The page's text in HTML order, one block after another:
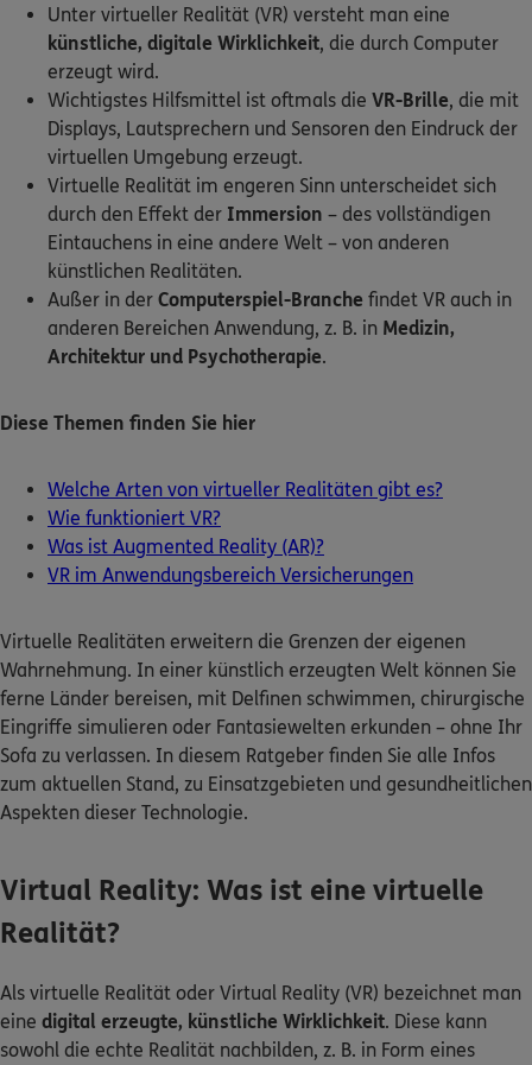
Meine Versicherungen
Sehen Sie auf einen Blick Ihre Versicherungen bei ERGO,
dem ERGO Rechtsschutz und der DKV.
Zum Kundenportal
Schaden- oder Leistungsfall melden
Bequem online oder telefonisch.
Kontakt
Meine Versicherungen
Sehen Sie auf einen Blick Ihre Versicherungen bei ERGO,
dem ERGO Rechtsschutz und der DKV.
Zum Kundenportal
Schaden- oder Leistungsfall melden
Bequem online oder telefonisch.
ERGO Berater finden
Kundenportal Log-in
Unter virtueller Realität (VR) versteht man eine
künstliche, digitale Wirklichkeit, die durch Computer
erzeugt wird.
Wichtigstes Hilfsmittel ist oftmals die VR-Brille, die mit
Displays, Lautsprechern und Sensoren den Eindruck der
virtuellen Umgebung erzeugt.
Virtuelle Realität im engeren Sinn unterscheidet sich
durch den Effekt der Immersion – des vollständigen
Eintauchens in eine andere Welt – von anderen
künstlichen Realitäten.
Außer in der Computerspiel-Branche findet VR auch in
anderen Bereichen Anwendung, z. B. in Medizin,
Architektur und Psychotherapie.
Diese Themen finden Sie hier
Welche Arten von virtueller Realitäten gibt es?
Wie funktioniert VR?
Was ist Augmented Reality (AR)?
VR im Anwendungsbereich Versicherungen
Virtuelle Realitäten erweitern die Grenzen der eigenen
Wahrnehmung. In einer künstlich erzeugten Welt können Sie
ferne Länder bereisen, mit Delfinen schwimmen, chirurgische
Eingriffe simulieren oder Fantasiewelten erkunden – ohne Ihr
Sofa zu verlassen. In diesem Ratgeber finden Sie alle Infos
zum aktuellen Stand, zu Einsatzgebieten und gesundheitlichen
Aspekten dieser Technologie.
Virtual Reality: Was ist eine virtuelle
Realität?
Als virtuelle Realität oder Virtual Reality (VR) bezeichnet man
eine digital erzeugte, künstliche Wirklichkeit. Diese kann
sowohl die echte Realität nachbilden, z. B. in Form eines